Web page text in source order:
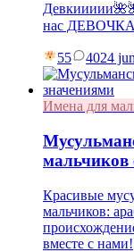
нас
55 4024
Имена для
мальчиков
Красивые
мальчиков:
вместе с нами!